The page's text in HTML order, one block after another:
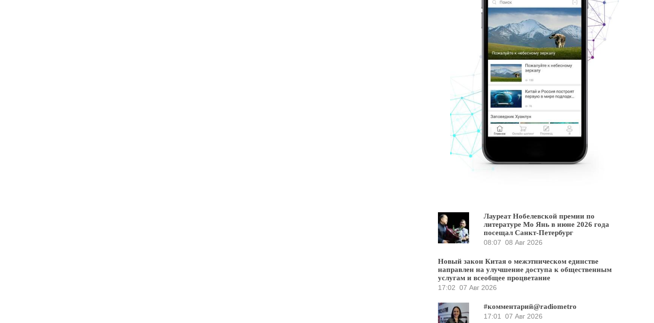
Лауреат Нобелевской премии по
литературе Мо Янь в июне 2026 года
посещал Санкт-Петербург
08:07 08 Авг 2026
Новый закон Китая о межэтническом единстве
направлен на улучшение доступа к общественным
услугам и всеобщее процветание
17:02 07 Авг 2026
#комментарий@radiometro
17:01
07 Авг 2026